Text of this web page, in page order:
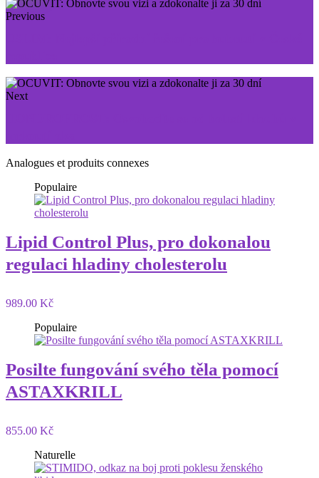
Previous
Next
Analogues et produits connexes
Populaire
Lipid Control Plus, pro dokonalou
regulaci hladiny cholesterolu
989.00 Kč
Populaire
Posilte fungování svého těla pomocí
ASTAXKRILL
855.00 Kč
Naturelle